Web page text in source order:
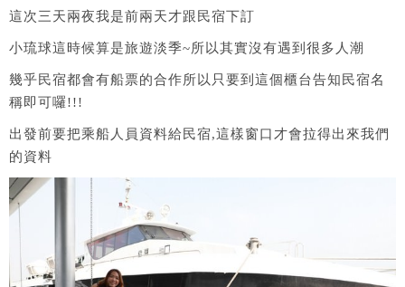
這次三天兩夜我是前兩天才跟民宿下訂
小琉球這時候算是旅遊淡季~所以其實沒有遇到很多人潮
幾乎民宿都會有船票的合作所以只要到這個櫃台告知民宿名
稱即可囉!!!
出發前要把乘船人員資料給民宿,這樣窗口才會拉得出來我們
的資料